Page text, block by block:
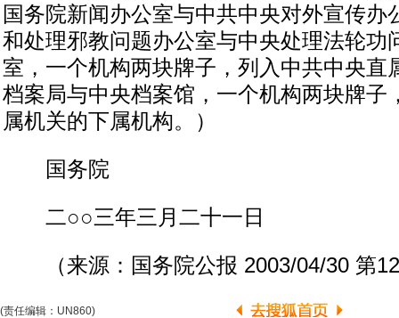
国务院新闻办公室与中共中央对外宣传办
和处理邪教问题办公室与中央处理法轮功
室，一个机构两块牌子，列入中共中央直
档案局与中央档案馆，一个机构两块牌子
属机关的下属机构。）
国务院
二○○三年三月二十一日
（来源：国务院公报 2003/04/30 第
(责任编辑：UN860)